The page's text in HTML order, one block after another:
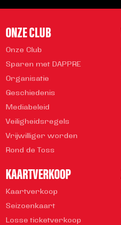
ONZE CLUB
Onze Club
Sparen met DAPPRE
Organisatie
Geschiedenis
Mediabeleid
Veiligheidsregels
Vrijwilliger worden
Rond de Toss
KAARTVERKOOP
Kaartverkoop
Seizoenkaart
Losse ticketverkoop